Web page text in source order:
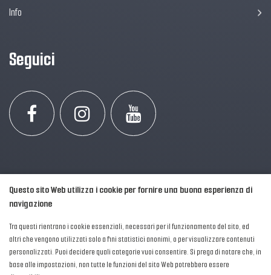
Info
Seguici
2016-2026 © AIPFM - Festa della Musica Italia Tutti i Diritti Riservati.
Privacy Policy
| Cookies
Questo sito Web utilizza i cookie per fornire una buona esperienza di
navigazione
Tra questi rientrano i cookie essenziali, necessari per il funzionamento del sito, ed
altri che vengono utilizzati solo a fini statistici anonimi, o per visualizzare contenuti
personalizzati. Puoi decidere quali categorie vuoi consentire. Si prega di notare che, in
base alle impostazioni, non tutte le funzioni del sito Web potrebbero essere